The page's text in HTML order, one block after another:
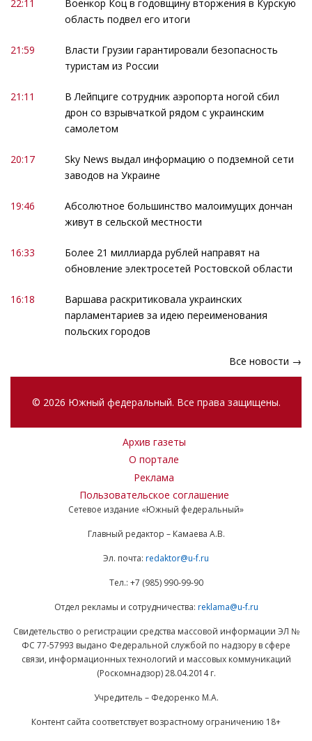
22:11
Военкор Коц в годовщину вторжения в Курскую
область подвел его итоги
21:59
Власти Грузии гарантировали безопасность
туристам из России
21:11
В Лейпциге сотрудник аэропорта ногой сбил
дрон со взрывчаткой рядом с украинским
самолетом
20:17
Sky News выдал информацию о подземной сети
заводов на Украине
19:46
Абсолютное большинство малоимущих дончан
живут в сельской местности
16:33
Более 21 миллиарда рублей направят на
обновление электросетей Ростовской области
16:18
Варшава раскритиковала украинских
парламентариев за идею переименования
польских городов
Все новости →
© 2026 Южный федеральный. Все права защищены.
Архив газеты
О портале
Реклама
Пользовательское соглашение
Сетевое издание «Южный федеральный»
Главный редактор – Камаева А.В.
Эл. почта: redaktor@u-f.ru
Тел.: +7 (985) 990-99-90
Отдел рекламы и сотрудничества: reklama@u-f.ru
Свидетельство о регистрации средства массовой информации ЭЛ №
ФС 77-57993 выдано Федеральной службой по надзору в сфере
связи, информационных технологий и массовых коммуникаций
(Роскомнадзор) 28.04.2014 г.
Учредитель – Федоренко М.А.
Контент сайта соответствует возрастному ограничению 18+